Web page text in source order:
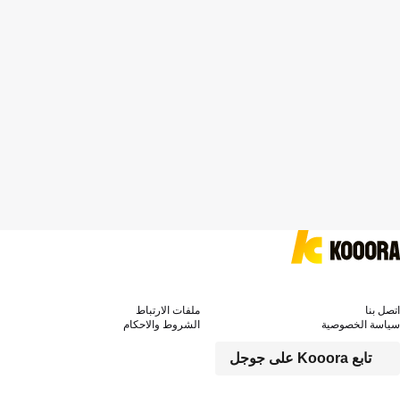
تابع Kooora على جوجل
اتصل بنا
ملفات الارتباط
سياسة الخصوصية
الشروط والاحكام